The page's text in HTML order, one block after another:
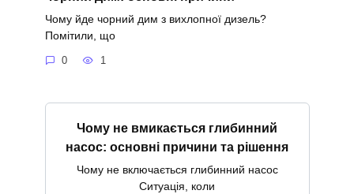
Чому йде чорний дим з вихлопної дизель?
Помітили, що
0 1
Чому не вмикається глибинний
насос: основні причини та рішення
Чому не включається глибинний насос
Ситуація, коли